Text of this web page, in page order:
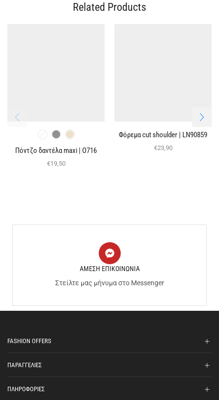
Related Products
Πόντζο δαντέλα maxi | O716
€19,50
Φόρεμα cut shoulder | LN90859
€23,90
ΑΜΕΣΗ ΕΠΙΚΟΙΝΩΝΙΑ
Στείλτε μας μήνυμα στο Messenger
FASHION OFFERS
ΠΑΡΑΓΓΕΛΙΕΣ
ΠΛΗΡΟΦΟΡΙΕΣ